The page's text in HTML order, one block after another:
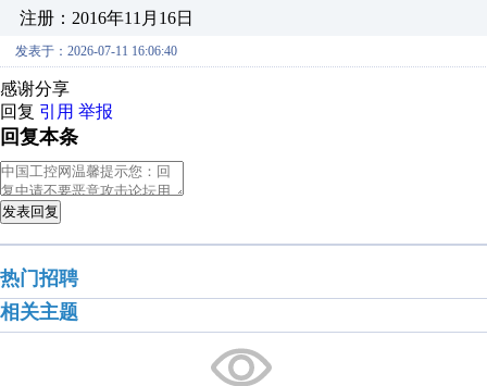
注册：2016年11月16日
发表于：2026-07-11 16:06:40
感谢分享
回复 引用 举报
回复本条
发表回复
热门招聘
相关主题